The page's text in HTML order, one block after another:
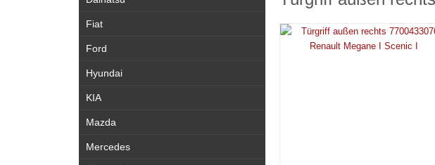
Fiat
Ford
Hyundai
KIA
Mazda
Mercedes